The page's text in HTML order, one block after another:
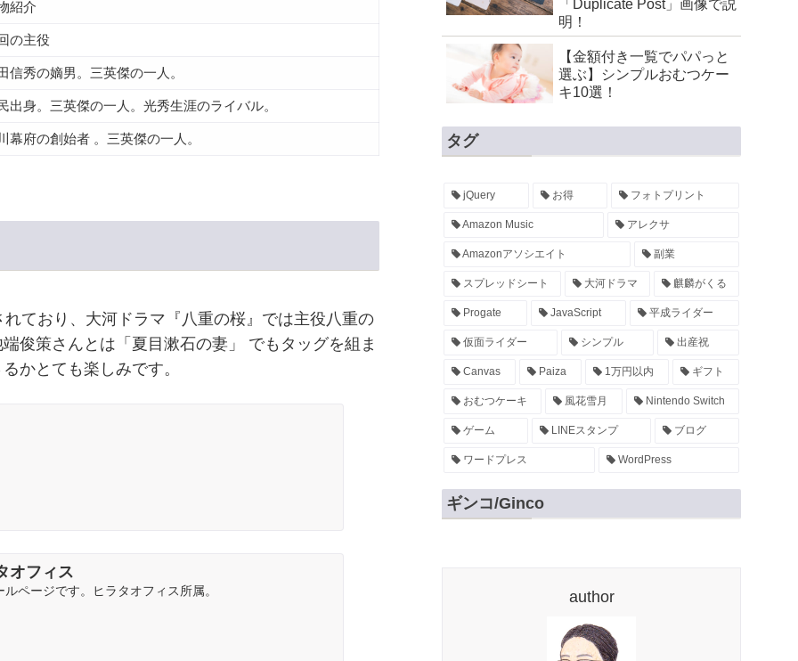
紹介
の主役
信秀の嫡男。三英傑の一人。
出身。三英傑の一人。光秀生涯のライバル。
幕府の創始者 。三英傑の一人。
ており、大河ドラマ『八重の桜』では主役八重の
俊策さんとは「夏目漱石の妻」 でもタッグを組ま
かとても楽しみです。
オフィス
ページです。ヒラタオフィス所属。
「Duplicate Post」画像で説
明！
【金額付き一覧でパパっと
選ぶ】シンプルおむつケー
キ10選！
タグ
jQuery お得 フォトプリント
Amazon Music アレクサ
Amazonアソシエイト 副業
スプレッドシート 大河ドラマ 麒麟がくる
Progate JavaScript 平成ライダー
仮面ライダー シンプル 出産祝
Canvas Paiza 1万円以内 ギフト
おむつケーキ 風花雪月 Nintendo Switch
ゲーム LINEスタンプ ブログ
ワードプレス WordPress
ギンコ/Ginco
author